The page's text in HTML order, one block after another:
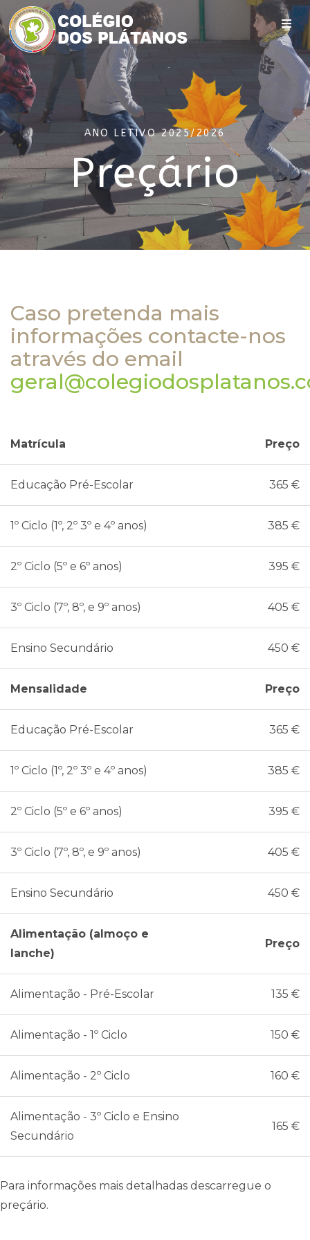
ANO LETIVO 2025/2026
Preçário
Caso pretenda mais
informações contacte-nos
através do email
Matrícula Preço
Educação Pré-Escolar 365 €
1º Ciclo (1º, 2º 3º e 4º anos) 385 €
2º Ciclo (5º e 6º anos) 395 €
3º Ciclo (7º, 8º, e 9º anos) 405 €
Ensino Secundário 450 €
Mensalidade Preço
Educação Pré-Escolar 365 €
1º Ciclo (1º, 2º 3º e 4º anos) 385 €
2º Ciclo (5º e 6º anos) 395 €
3º Ciclo (7º, 8º, e 9º anos) 405 €
Ensino Secundário 450 €
Alimentação (almoço e
lanche)
Preço
Alimentação - Pré-Escolar 135 €
Alimentação - 1º Ciclo 150 €
Alimentação - 2º Ciclo 160 €
Alimentação - 3º Ciclo e Ensino
Secundário
165 €
Para informações mais detalhadas descarregue o
preçário.